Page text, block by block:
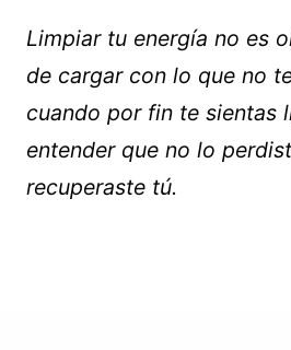
Limpiar tu energía no es
de cargar con lo que no
cuando por fin te sientas
entender que no lo
recuperaste tú.